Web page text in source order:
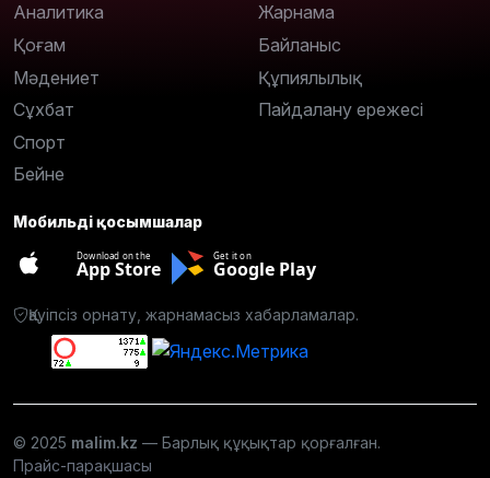
Аналитика
Қоғам
Мәдениет
Сұхбат
Спорт
Бейне
Жарнама
Байланыс
Құпиялылық
Пайдалану ережесі
Мобильді қосымшалар
Download on the
App Store
Get it on
Google Play
Қауіпсіз орнату, жарнамасыз хабарламалар.
© 2025 malim.kz — Барлық құқықтар қорғалған.
Прайс-парақшасы